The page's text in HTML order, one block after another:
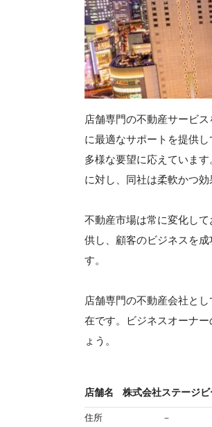
店舗専門の不動産サービス
に最適なサポートを提供
多様な要望に応えていま
に対し、同社は柔軟かつ効
不動産市場は常に変化し
供し、顧客のビジネスを
す。
店舗専門の不動産会社と
在です。ビジネスオーナ
ょう。
店舗名 株式会社ステージ
住所 －